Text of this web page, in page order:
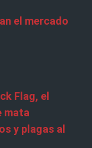
el mercado
Flag, el
mata
y plagas al